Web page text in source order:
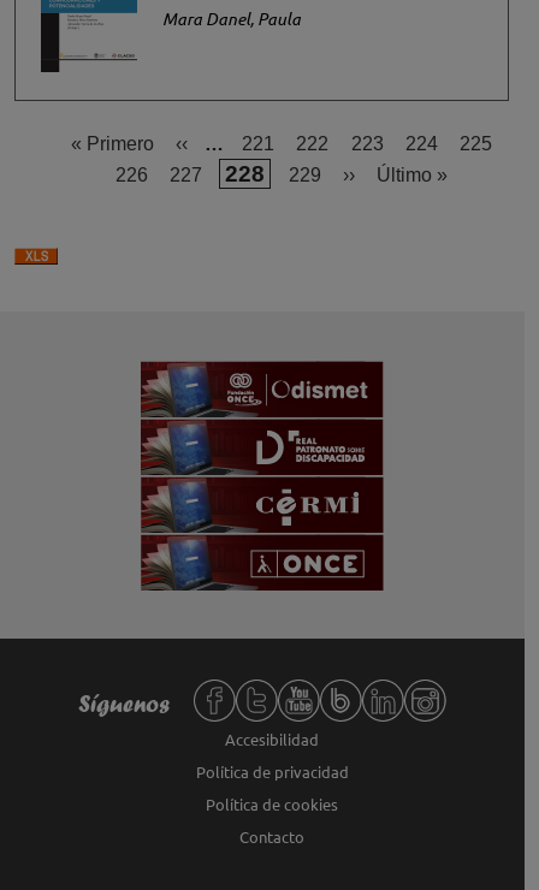
Mara Danel, Paula
Paginación
Primera página
« Primero Página anterior
‹‹ … Página
221 Página
222 Página
223 Página
224 Página
225
Página
226 Página
227 Página actual
228 Página
229 Siguiente página
›› Última página
Último »
Redes sociales de Fundación ONCE,
Síguenos
Accesibilidad
Política de privacidad
Política de cookies
Contacto